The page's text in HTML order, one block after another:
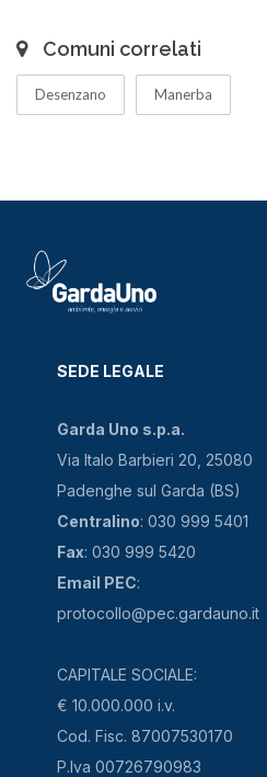
Comuni correlati
Desenzano Manerba
SEDE LEGALE
Garda Uno s.p.a.
Via Italo Barbieri 20, 25080
Padenghe sul Garda (BS)
Centralino: 030 999 5401
Fax: 030 999 5420
Email PEC:
protocollo@pec.gardauno.it
CAPITALE SOCIALE:
€ 10.000.000 i.v.
Cod. Fisc. 87007530170
P.Iva 00726790983